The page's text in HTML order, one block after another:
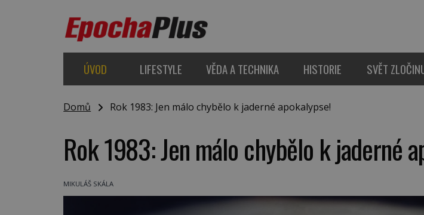
ÚVOD LIFESTYLE VĚDA A TECHNIKA HISTORIE SVĚT
Domů Rok 1983: Jen málo chybělo k jaderné apokalypse!
Rok 1983: Jen málo chybělo k jaderné
MIKULÁŠ SKÁLA